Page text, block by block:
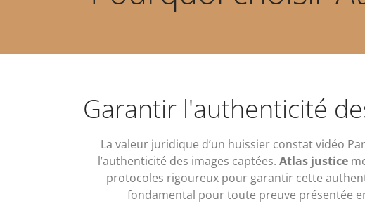
Garantir l'authenticité
La valeur juridique d’un huissier constat vidéo
l’authenticité des images captées. Atlas justice
protocoles rigoureux pour garantir cette
fondamental pour toute preuve présentée